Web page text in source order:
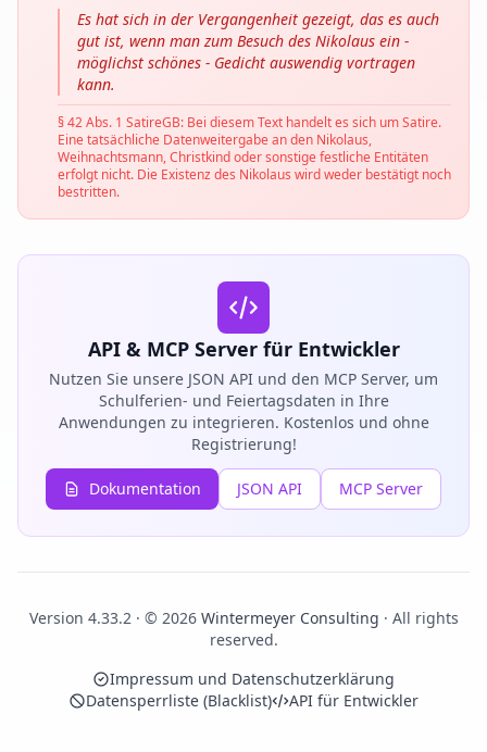
Es hat sich in der Vergangenheit gezeigt, das es auch
gut ist, wenn man zum Besuch des Nikolaus ein -
möglichst schönes - Gedicht auswendig vortragen
kann.
§ 42 Abs. 1 SatireGB: Bei diesem Text handelt es sich um Satire.
Eine tatsächliche Datenweitergabe an den Nikolaus,
Weihnachtsmann, Christkind oder sonstige festliche Entitäten
erfolgt nicht. Die Existenz des Nikolaus wird weder bestätigt noch
bestritten.
API & MCP Server für Entwickler
Nutzen Sie unsere JSON API und den MCP Server, um
Schulferien- und Feiertagsdaten in Ihre
Anwendungen zu integrieren. Kostenlos und ohne
Registrierung!
Dokumentation JSON API MCP Server
Version 4.33.2 · © 2026 Wintermeyer Consulting · All rights
reserved.
Impressum und Datenschutzerklärung
Datensperrliste (Blacklist)
API für Entwickler